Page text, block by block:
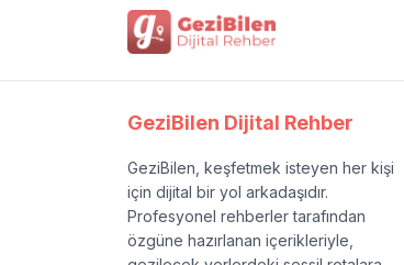
GeziBilen Dijital Rehber
GeziBilen, keşfetmek isteyen her kişi
için dijital bir yol arkadaşıdır.
Profesyonel rehberler tarafından
özgüne hazırlanan içerikleriyle,